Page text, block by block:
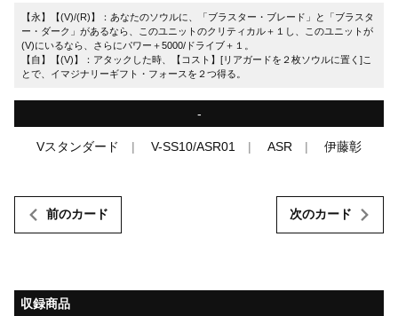
【永】【(V)/(R)】：あなたのソウルに、「ブラスター・ブレード」と「ブラスタ
ー・ダーク」があるなら、このユニットのクリティカル＋１し、このユニットが
(V)にいるなら、さらにパワー＋5000/ドライブ＋１。
【自】【(V)】：アタックした時、【コスト】[リアガードを２枚ソウルに置く]こ
とで、イマジナリーギフト・フォースを２つ得る。
-
Vスタンダード V-SS10/ASR01 ASR 伊藤彰
前のカード 次のカード
収録商品